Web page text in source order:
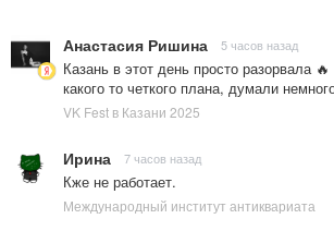
Анастасия Ришина 5 часов назад
Казань в этот день просто разорвала
какого то четкого плана, думали
VK Fest в Казани 2025
Ирина 7 часов назад
Кже не работает.
Международный институт антиквариата